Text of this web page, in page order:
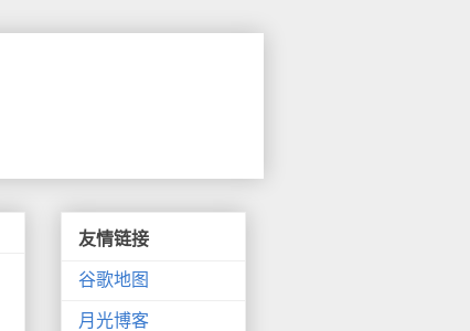
友情链接
谷歌地图
月光博客